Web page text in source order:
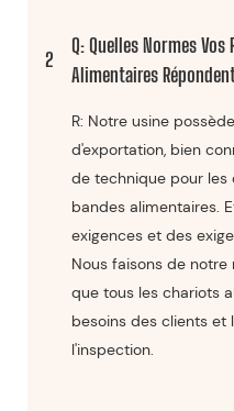
2
Q: Quelles Normes
Alimentaires
R: Notre usine
d'exportation, bien
de technique pour
bandes alimentaires.
exigences et des
Nous faisons de
que tous les chariots
besoins des clients et
l'inspection.